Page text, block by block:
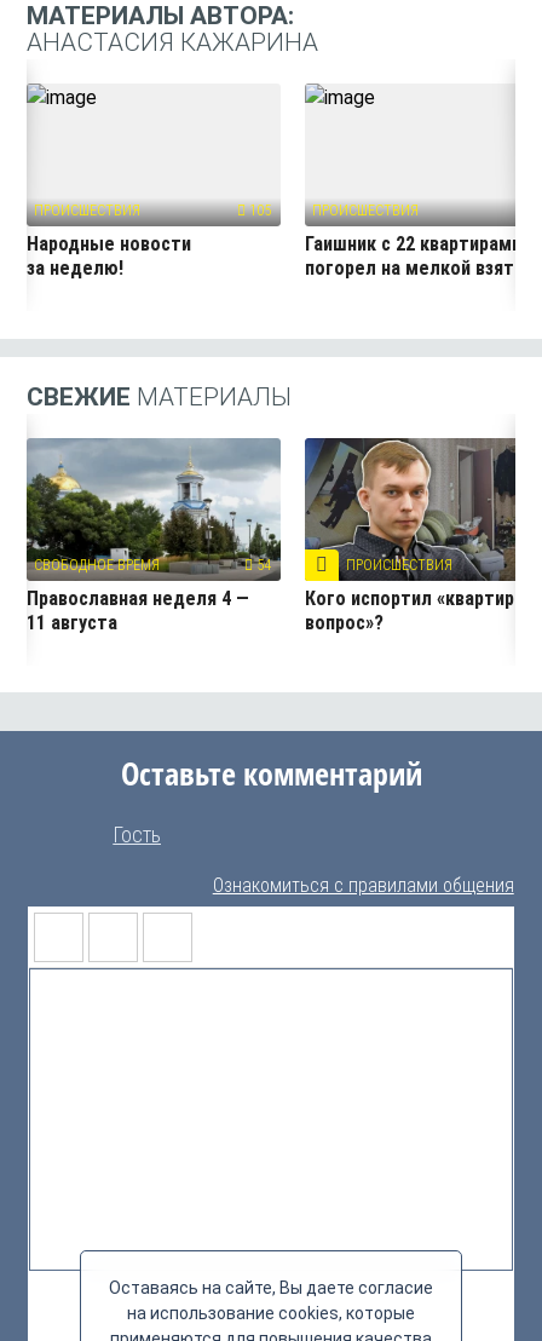
МАТЕРИАЛЫ АВТОРА:
АНАСТАСИЯ КАЖАРИНА
ПРОИСШЕСТВИЯ 105
Народные новости
за неделю!
ПРОИСШЕСТВИЯ
Гаишник с 22 квартирами
погорел на мелкой взятке
СВЕЖИЕ МАТЕРИАЛЫ
СВОБОДНОЕ ВРЕМЯ 54
Православная неделя 4 —
11 августа
ПРОИСШЕСТВИЯ
Кого испортил
вопрос»?
Оставьте комментарий
Гость
Ознакомиться с правилами общения
Оставаясь на сайте, Вы даете согласие
на использование cookies, которые